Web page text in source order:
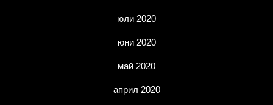
юли 2020
юни 2020
май 2020
април 2020